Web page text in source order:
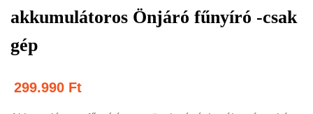
akkumulátoros Önjáró fűnyíró -csak
gép
299.990 Ft